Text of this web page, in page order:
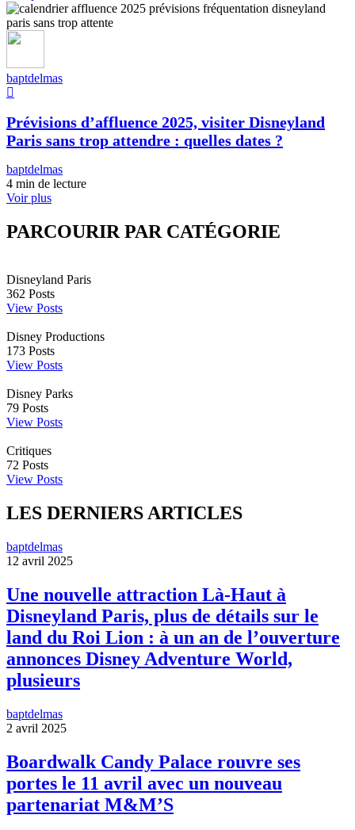
baptdelmas
Prévisions d’affluence 2025, visiter Disneyland
Paris sans trop attendre : quelles dates ?
baptdelmas
4 min de lecture
Voir plus
PARCOURIR PAR CATÉGORIE
Disneyland Paris
362 Posts
View Posts
Disney Productions
173 Posts
View Posts
Disney Parks
79 Posts
View Posts
Critiques
72 Posts
View Posts
LES DERNIERS ARTICLES
baptdelmas
12 avril 2025
Une nouvelle attraction Là-Haut à
Disneyland Paris, plus de détails sur le
land du Roi Lion : à un an de l’ouverture
annonces Disney Adventure World,
plusieurs
baptdelmas
2 avril 2025
Boardwalk Candy Palace rouvre ses
portes le 11 avril avec un nouveau
partenariat M&M’S